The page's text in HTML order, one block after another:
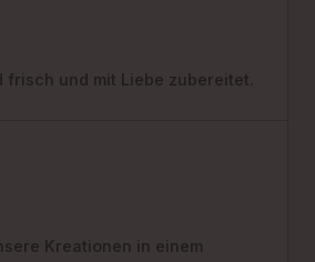
frisch und mit Liebe zubereitet.
Kreationen in einem